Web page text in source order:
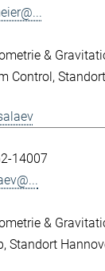
&
Control
14007
&
Standort